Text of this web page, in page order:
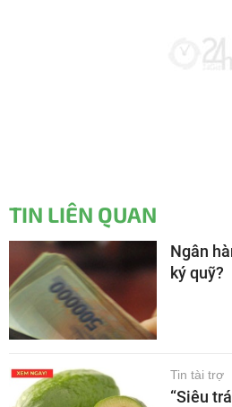
TIN LIÊN QUAN
Ngân
ký quỹ?
Tin tài trợ
“Siêu